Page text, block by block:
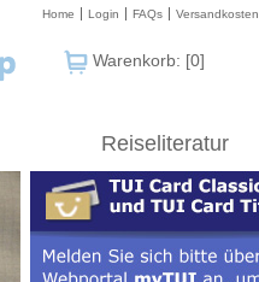
Versandkosten
FAQs
Login
Home
Warenkorb: [0]
Reiseliteratur